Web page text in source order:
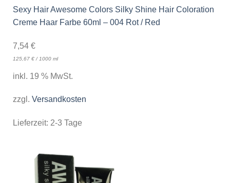
Sexy Hair Awesome Colors Silky Shine Hair Coloration
Creme Haar Farbe 60ml – 004 Rot / Red
7,54 €
125,67 €/ 1000 ml
inkl. 19 % MwSt.
zzgl. Versandkosten
Lieferzeit: 2-3 Tage